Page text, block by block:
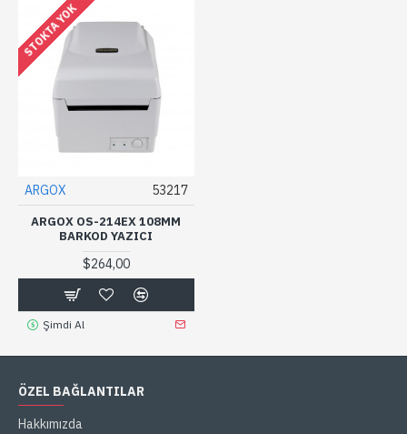
STOKTA YOK
ARGOX 53217
ARGOX OS-214EX 108MM
BARKOD YAZICI
$264,00
Şimdi Al
ÖZEL BAĞLANTILAR
Hakkımızda